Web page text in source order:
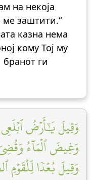
на некоја
ме заштити.“
казна нема
кому Тој му
бранот ги
وَقِيلَ يَٰٓأَرۡضُ
وَغِيضَ ٱلۡمَآءُ
وَقِيلَ بُعۡدٗا لِّلۡقَوۡمِ